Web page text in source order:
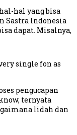
hal yang bisa
Sastra Indonesia
dapat. Misalnya,
single fon as
pengucapan
ternyata
lidah dan